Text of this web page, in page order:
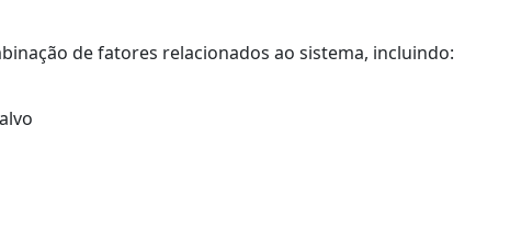
de fatores relacionados ao sistema, incluindo: